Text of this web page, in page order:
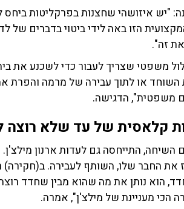
"יש איזושהי שחצנות בפרקליטות
הזו באה לידי ביטוי בדברים של
זה".
משפטי שצריך לעבור כדי לשכנע את
השוחד או לתוך עבירה של מרמה והפרת
משפטית", הדגישה.
קלאסית של עד שלא רוצה
השיחה, התייחסה גם לעדות ארנון
את החבר שלו, השותף לעבירה.
הוא נותן את מה שהוא מבין שחדד
הכי מעניינת של מילצ'ן", אמרה.